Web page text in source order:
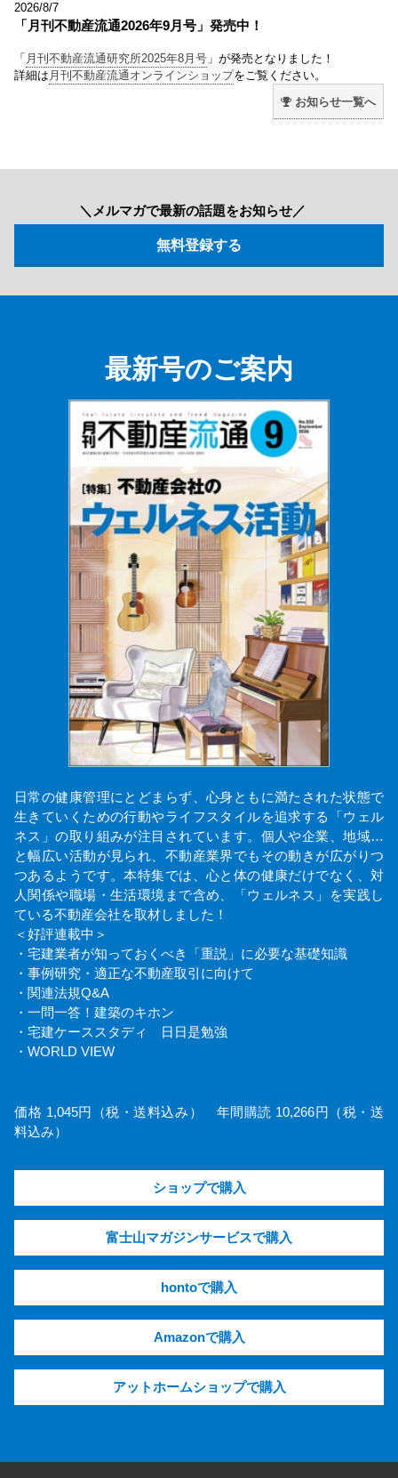
2026/8/7
「月刊不動産流通2026年9月号」発売中！
「 月刊不動産流通研究所2025年8月号 」が発売となりました！
詳細は 月刊不動産流通オンラインショップをご覧ください。
お知らせ一覧へ
＼メルマガで最新の話題をお知らせ／
最新号のご案内
日常の健康管理にとどまらず、心身ともに満たされた状態で
生きていくための行動やライフスタイルを追求する「ウェル
ネス」の取り組みが注目されています。個人や企業、地域…
と幅広い活動が見られ、不動産業界でもその動きが広がりつ
つあるようです。本特集では、心と体の健康だけでなく、対
人関係や職場・生活環境まで含め、「ウェルネス」を実践し
ている不動産会社を取材しました！
＜好評連載中＞
・宅建業者が知っておくべき「重説」に必要な基礎知識
・事例研究・適正な不動産取引に向けて
・関連法規Q&A
・一問一答！建築のキホン
・宅建ケーススタディ 日日是勉強
・WORLD VIEW
価格 1,045円（税・送料込み） 年間購読 10,266円（税・送
料込み）
ショップで購入
富士山マガジンサービスで購入
hontoで購入
Amazonで購入
アットホームショップで購入